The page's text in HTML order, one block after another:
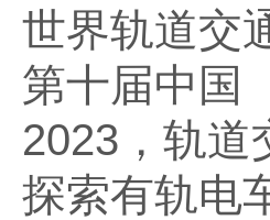
世界轨道交
第十届中国
2023，轨道
探索有轨电